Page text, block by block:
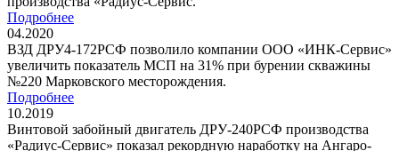
Подробнее
04.2020
ВЗД ДРУ4-172РСФ позволило компании ООО «ИНК-Сервис»
увеличить показатель МСП на 31% при бурении скважины
№220 Марковского месторождения.
Подробнее
10.2019
Винтовой забойный двигатель ДРУ-240РСФ производства
«Радиус-Сервис» показал рекордную наработку на Ангаро-